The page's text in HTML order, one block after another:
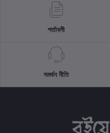
শর্তাবলী
সমর্থন নীতি